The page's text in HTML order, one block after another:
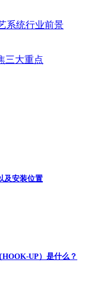
系统行业前景
三大重点
及安装位置
UP）是什么？